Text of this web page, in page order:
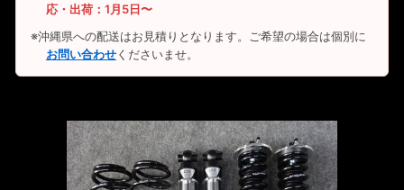
応・出荷：1月5日〜
※沖縄県への配送はお見積りとなります。ご希望の場合は個別に
お問い合わせくださいませ。